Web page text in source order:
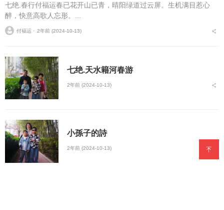
七绝.春行付福运春已花开山已青，晴阳绿道过云屏。生机满目惹心
醉，快意高歌人忘形。...
付福运 ⋅ 2年前 (2024-10-13)
七绝.天水籍河春游
2年前 (2024-10-13)
小孫子的詩
2年前 (2024-10-13)